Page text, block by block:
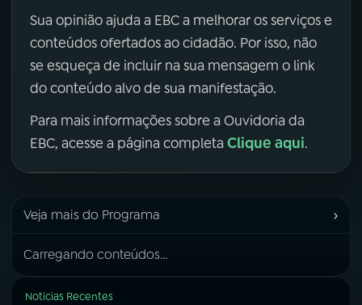
Sua opinião ajuda a EBC a melhorar os serviços e
conteúdos ofertados ao cidadão. Por isso, não
se esqueça de incluir na sua mensagem o link
do conteúdo alvo de sua manifestação.
Para mais informações sobre a Ouvidoria da
EBC, acesse a página completa Clique aqui.
Veja mais do Programa ›
Carregando conteúdos...
Notícias Recentes